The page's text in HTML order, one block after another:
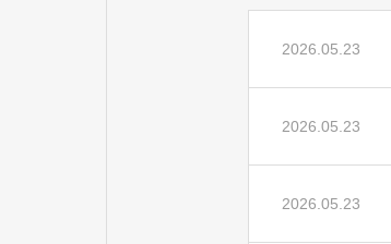
2026.05.23
2026.05.23
2026.05.23